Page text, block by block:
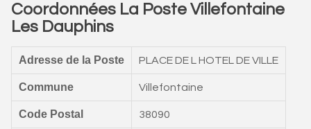
Coordonnées La Poste Villefontaine
Les Dauphins
Adresse de la Poste PLACE DE L HOTEL DE VILLE
Commune Villefontaine
Code Postal 38090